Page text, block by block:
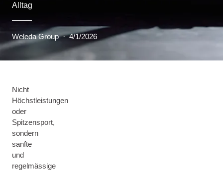
Alltag
Weleda Group · 4/1/2026
Nicht
Höchstleistungen
oder
Spitzensport,
sondern
sanfte
und
regelmässige